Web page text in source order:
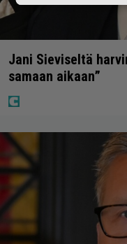
Jani Sieviseltä
samaan aikaan”